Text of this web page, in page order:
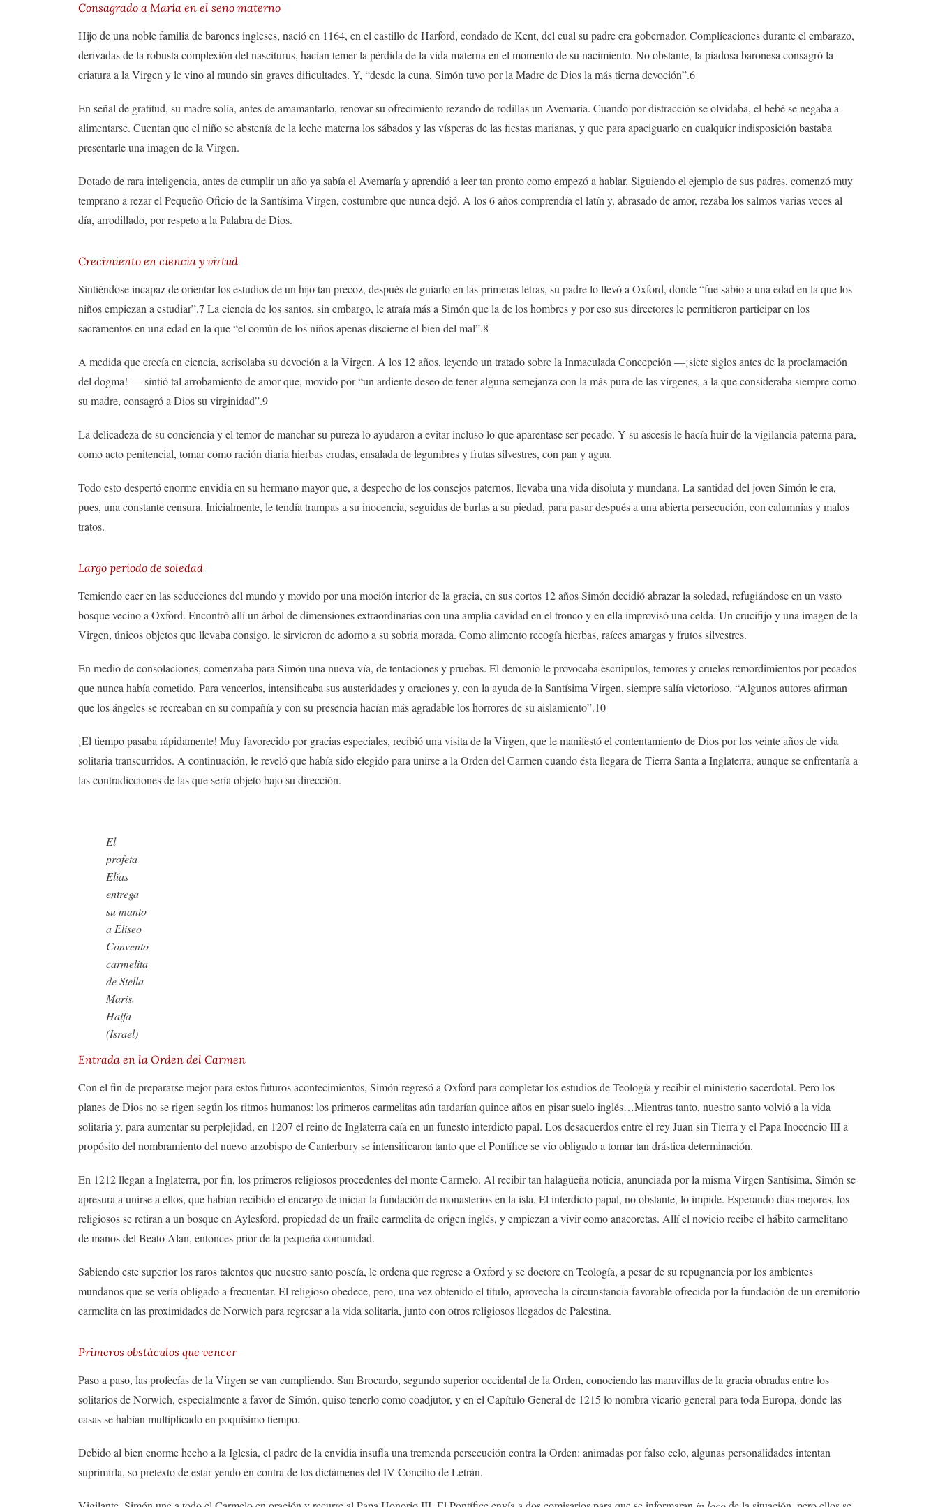
Consagrado a María en el seno materno
Hijo de una noble familia de barones ingleses, nació en 1164, en el castillo de Harford, condado de Kent, del cual su padre era gobernador. Complicaciones durante el embarazo,
derivadas de la robusta complexión del nasciturus, hacían temer la pérdida de la vida materna en el momento de su nacimiento. No obstante, la piadosa baronesa consagró la
criatura a la Virgen y le vino al mundo sin graves dificultades. Y, “desde la cuna, Simón tuvo por la Madre de Dios la más tierna devoción”.6
En señal de gratitud, su madre solía, antes de amamantarlo, renovar su ofrecimiento rezando de rodillas un Avemaría. Cuando por distracción se olvidaba, el bebé se negaba a
alimentarse. Cuentan que el niño se abstenía de la leche materna los sábados y las vísperas de las fiestas marianas, y que para apaciguarlo en cualquier indisposición bastaba
presentarle una imagen de la Virgen.
Dotado de rara inteligencia, antes de cumplir un año ya sabía el Avemaría y aprendió a leer tan pronto como empezó a hablar. Siguiendo el ejemplo de sus padres, comenzó muy
temprano a rezar el Pequeño Oficio de la Santísima Virgen, costumbre que nunca dejó. A los 6 años comprendía el latín y, abrasado de amor, rezaba los salmos varias veces al
día, arrodillado, por respeto a la Palabra de Dios.
Crecimiento en ciencia y virtud
Sintiéndose incapaz de orientar los estudios de un hijo tan precoz, después de guiarlo en las primeras letras, su padre lo llevó a Oxford, donde “fue sabio a una edad en la que los
niños empiezan a estudiar”.7 La ciencia de los santos, sin embargo, le atraía más a Simón que la de los hombres y por eso sus directores le permitieron participar en los
sacramentos en una edad en la que “el común de los niños apenas discierne el bien del mal”.8
A medida que crecía en ciencia, acrisolaba su devoción a la Virgen. A los 12 años, leyendo un tratado sobre la Inmaculada Concepción —¡siete siglos antes de la proclamación
del dogma! — sintió tal arrobamiento de amor que, movido por “un ardiente deseo de tener alguna semejanza con la más pura de las vírgenes, a la que consideraba siempre como
su madre, consagró a Dios su virginidad”.9
La delicadeza de su conciencia y el temor de manchar su pureza lo ayudaron a evitar incluso lo que aparentase ser pecado. Y su ascesis le hacía huir de la vigilancia paterna para,
como acto penitencial, tomar como ración diaria hierbas crudas, ensalada de legumbres y frutas silvestres, con pan y agua.
Todo esto despertó enorme envidia en su hermano mayor que, a despecho de los consejos paternos, llevaba una vida disoluta y mundana. La santidad del joven Simón le era,
pues, una constante censura. Inicialmente, le tendía trampas a su inocencia, seguidas de burlas a su piedad, para pasar después a una abierta persecución, con calumnias y malos
tratos.
Largo período de soledad
Temiendo caer en las seducciones del mundo y movido por una moción interior de la gracia, en sus cortos 12 años Simón decidió abrazar la soledad, refugiándose en un vasto
bosque vecino a Oxford. Encontró allí un árbol de dimensiones extraordinarias con una amplia cavidad en el tronco y en ella improvisó una celda. Un crucifijo y una imagen de la
Virgen, únicos objetos que llevaba consigo, le sirvieron de adorno a su sobria morada. Como alimento recogía hierbas, raíces amargas y frutos silvestres.
En medio de consolaciones, comenzaba para Simón una nueva vía, de tentaciones y pruebas. El demonio le provocaba escrúpulos, temores y crueles remordimientos por pecados
que nunca había cometido. Para vencerlos, intensificaba sus austeridades y oraciones y, con la ayuda de la Santísima Virgen, siempre salía victorioso. “Algunos autores afirman
que los ángeles se recreaban en su compañía y con su presencia hacían más agradable los horrores de su aislamiento”.10
¡El tiempo pasaba rápidamente! Muy favorecido por gracias especiales, recibió una visita de la Virgen, que le manifestó el contentamiento de Dios por los veinte años de vida
solitaria transcurridos. A continuación, le reveló que había sido elegido para unirse a la Orden del Carmen cuando ésta llegara de Tierra Santa a Inglaterra, aunque se enfrentaría a
las contradicciones de las que sería objeto bajo su dirección.
El
profeta
Elías
entrega
su manto
a Eliseo
Convento
carmelita
de Stella
Maris,
Haifa
(Israel)
Entrada en la Orden del Carmen
Con el fin de prepararse mejor para estos futuros acontecimientos, Simón regresó a Oxford para completar los estudios de Teología y recibir el ministerio sacerdotal. Pero los
planes de Dios no se rigen según los ritmos humanos: los primeros carmelitas aún tardarían quince años en pisar suelo inglés…Mientras tanto, nuestro santo volvió a la vida
solitaria y, para aumentar su perplejidad, en 1207 el reino de Inglaterra caía en un funesto interdicto papal. Los desacuerdos entre el rey Juan sin Tierra y el Papa Inocencio III a
propósito del nombramiento del nuevo arzobispo de Canterbury se intensificaron tanto que el Pontífice se vio obligado a tomar tan drástica determinación.
En 1212 llegan a Inglaterra, por fin, los primeros religiosos procedentes del monte Carmelo. Al recibir tan halagüeña noticia, anunciada por la misma Virgen Santísima, Simón se
apresura a unirse a ellos, que habían recibido el encargo de iniciar la fundación de monasterios en la isla. El interdicto papal, no obstante, lo impide. Esperando días mejores, los
religiosos se retiran a un bosque en Aylesford, propiedad de un fraile carmelita de origen inglés, y empiezan a vivir como anacoretas. Allí el novicio recibe el hábito carmelitano
de manos del Beato Alan, entonces prior de la pequeña comunidad.
Sabiendo este superior los raros talentos que nuestro santo poseía, le ordena que regrese a Oxford y se doctore en Teología, a pesar de su repugnancia por los ambientes
mundanos que se vería obligado a frecuentar. El religioso obedece, pero, una vez obtenido el título, aprovecha la circunstancia favorable ofrecida por la fundación de un eremitorio
carmelita en las proximidades de Norwich para regresar a la vida solitaria, junto con otros religiosos llegados de Palestina.
Primeros obstáculos que vencer
Paso a paso, las profecías de la Virgen se van cumpliendo. San Brocardo, segundo superior occidental de la Orden, conociendo las maravillas de la gracia obradas entre los
solitarios de Norwich, especialmente a favor de Simón, quiso tenerlo como coadjutor, y en el Capítulo General de 1215 lo nombra vicario general para toda Europa, donde las
casas se habían multiplicado en poquísimo tiempo.
Debido al bien enorme hecho a la Iglesia, el padre de la envidia insufla una tremenda persecución contra la Orden: animadas por falso celo, algunas personalidades intentan
suprimirla, so pretexto de estar yendo en contra de los dictámenes del IV Concilio de Letrán.